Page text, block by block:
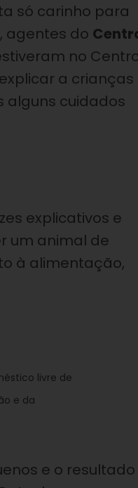
só carinho para
agentes do
no
a crianças
alguns cuidados
explicativos e
um animal de
à alimentação,
livre de
e da
e o resultado